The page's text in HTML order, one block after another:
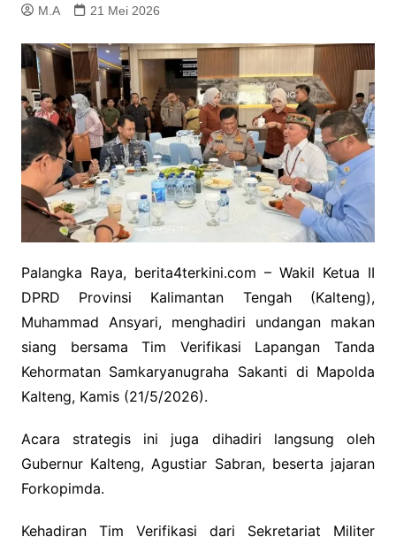
M.A 21 Mei 2026
Palangka Raya, berita4terkini.com – Wakil Ketua II
DPRD Provinsi Kalimantan Tengah (Kalteng),
Muhammad Ansyari, menghadiri undangan makan
siang bersama Tim Verifikasi Lapangan Tanda
Kehormatan Samkaryanugraha Sakanti di Mapolda
Kalteng, Kamis (21/5/2026).
Acara strategis ini juga dihadiri langsung oleh
Gubernur Kalteng, Agustiar Sabran, beserta jajaran
Forkopimda.
Kehadiran Tim Verifikasi dari Sekretariat Militer